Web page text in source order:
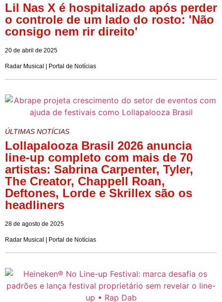
Lil Nas X é hospitalizado após perder
o controle de um lado do rosto: 'Não
consigo nem rir direito'
20 de abril de 2025
Radar Musical | Portal de Notícias
ÚLTIMAS NOTÍCIAS
Lollapalooza Brasil 2026 anuncia
line-up completo com mais de 70
artistas: Sabrina Carpenter, Tyler,
The Creator, Chappell Roan,
Deftones, Lorde e Skrillex são os
headliners
28 de agosto de 2025
Radar Musical | Portal de Notícias